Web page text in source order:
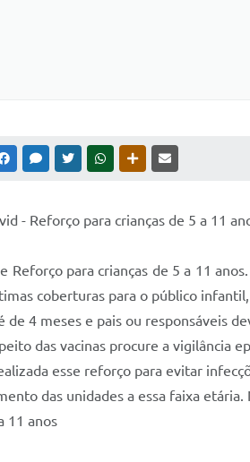
FACEBOOKMESSENGER
TWITTERWHATSAPPOUTRAS MÍDIAS
- Reforço para crianças de 5 a 11
Reforço para crianças de 5 a 11
coberturas para o público
de 4 meses e pais ou responsáveis
das vacinas procure a vigilância
esse reforço para evitar
das unidades a essa faixa
11 anos